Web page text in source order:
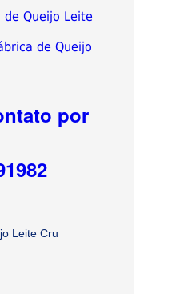
de Queijo Leite
de Queijo
por
Leite Cru